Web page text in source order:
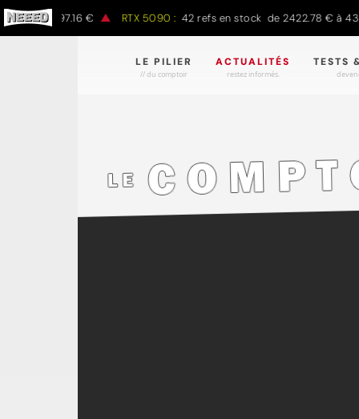
à 1497.16 € RTX 5090 : 42 refs en stock de 2422.78 € à
LE PILIER
// du comptoir
ACTUALITÉS
restez informés.
TESTS